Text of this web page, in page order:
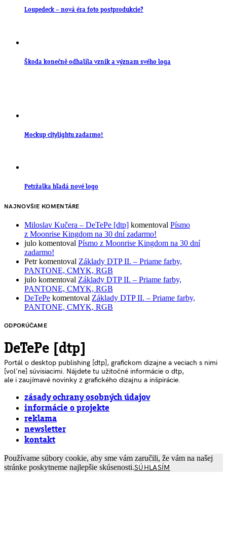
Loupedeck – nová éra foto postprodukcie?
Škoda konečně odhalila vznik a význam svého loga
Mockup citylightu zadarmo!
Petržalka hľadá nové logo
NAJNOVŠIE KOMENTÁRE
Miloslav Kučera – DeTePe [dtp] komentoval Písmo
z Moonrise Kingdom na 30 dní zadarmo!
julo komentoval Písmo z Moonrise Kingdom na 30 dní
zadarmo!
Petrkomentoval Základy DTP II. – Priame farby,
PANTONE, CMYK, RGB
julo komentoval Základy DTP II. – Priame farby,
PANTONE, CMYK, RGB
DeTePe komentoval Základy DTP II. – Priame farby,
PANTONE, CMYK, RGB
ODPORÚČAME
DeTePe [dtp]
Portál o desktop publishing [dtp], grafickom dizajne a veciach s nimi
[voľne] súvisiacimi. Nájdete tu užitočné informácie o dtp,
ale i zaujímavé novinky z grafického dizajnu a inšpirácie.
zásady ochrany osobných údajov
informácie o projekte
reklama
newsletter
kontakt
Používame súbory cookie, aby sme vám zaručili, že vám na našej
stránke poskytneme najlepšie skúsenosti.SÚHLASÍM